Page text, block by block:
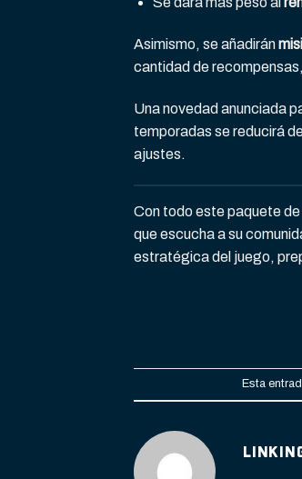
Asimismo, se añadirán
cantidad de
Una novedad anunciada
temporadas se reducirá
ajustes.
Con todo este paquete
que escucha a su
estratégica del juego,
Esta